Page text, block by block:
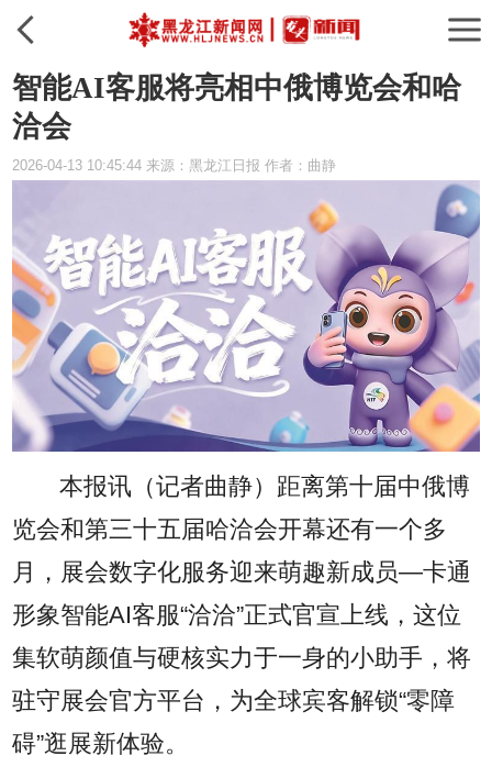
智能AI客服将亮相中俄博览会和哈
洽会
2026-04-13 10:45:44 来源：黑龙江日报 作者：曲静
本报讯（记者曲静） 距离第十届中俄博
览会和第三十五届哈洽会开幕还有一个多
月，展会数字化服务迎来萌趣新成员—卡通
形象智能AI客服“洽洽”正式官宣上线，这位
集软萌颜值与硬核实力于一身的小助手，将
驻守展会官方平台，为全球宾客解锁“零障
碍”逛展新体验。